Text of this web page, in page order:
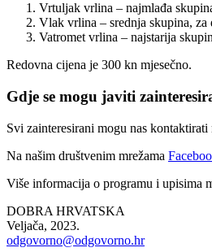
Vrtuljak vrlina – najmlađa
Vlak vrlina – srednja skupina, za
Vatromet vrlina – najstarija
Redovna cijena je 300 kn mjesečno.
Gdje se mogu javiti
Svi zainteresirani mogu nas
Na našim društvenim mrežama
Više informacija o programu i upisima
DOBRA HRVATSKA
Veljača, 2023.
odgovorno@odgovorno.hr